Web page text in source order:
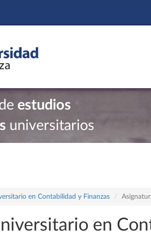
estudios
universitarios
en Contabilidad y Finanzas
en